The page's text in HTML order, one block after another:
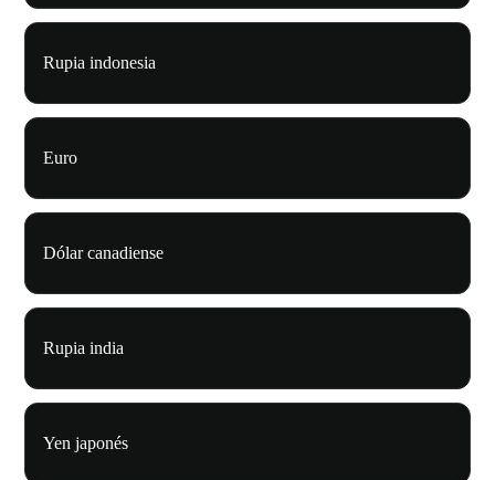
Rupia indonesia
Euro
Dólar canadiense
Rupia india
Yen japonés